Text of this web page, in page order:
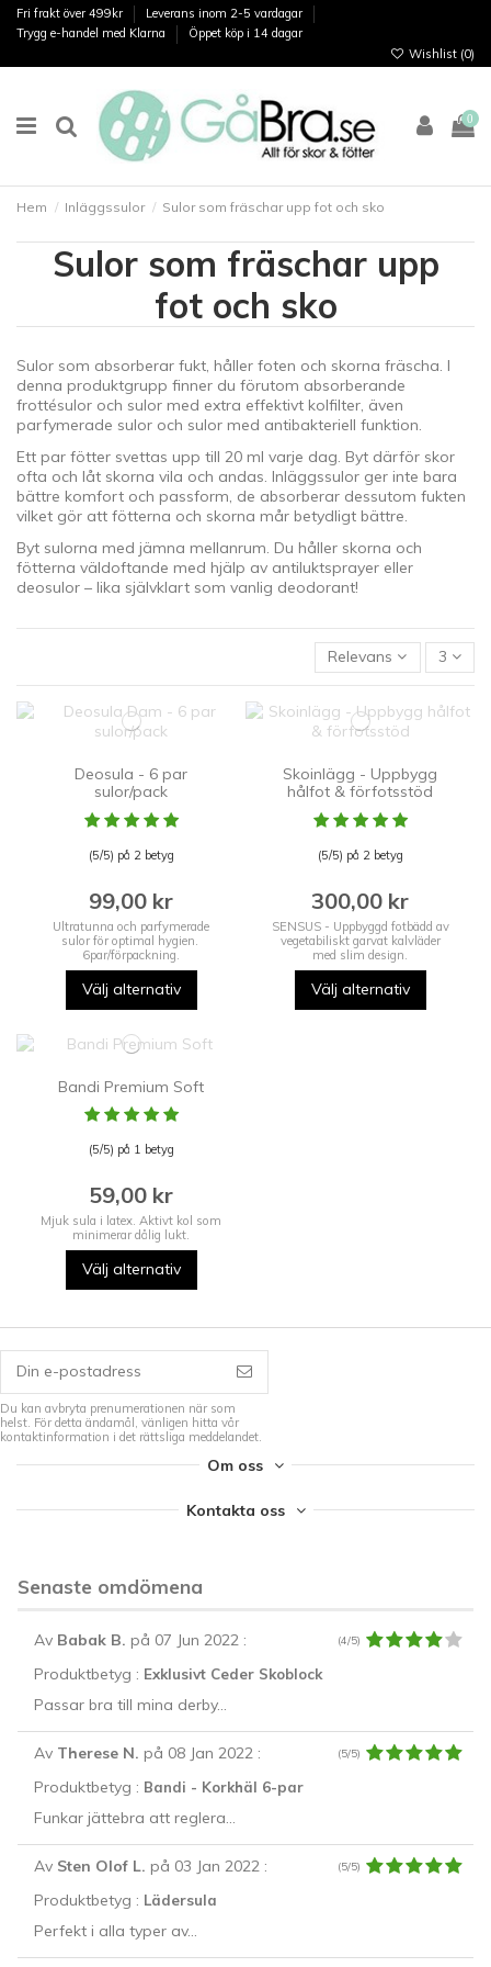
Fri frakt över 499kr
Leverans inom 2-5 vardagar
Trygg e-handel med Klarna
Öppet köp i 14 dagar
Wishlist (0)
0
Hem Inläggssulor Sulor som fräschar upp fot och sko
Sulor som fräschar upp
fot och sko
Sulor som absorberar fukt, håller foten och skorna fräscha. I
denna produktgrupp finner du förutom absorberande
frottésulor och sulor med extra effektivt kolfilter, även
parfymerade sulor och sulor med antibakteriell funktion.
Ett par fötter svettas upp till 20 ml varje dag. Byt därför skor
ofta och låt skorna vila och andas. Inläggssulor ger inte bara
bättre komfort och passform, de absorberar dessutom fukten
vilket gör att fötterna och skorna mår betydligt bättre.
Byt sulorna med jämna mellanrum. Du håller skorna och
fötterna väldoftande med hjälp av antiluktsprayer eller
deosulor – lika självklart som vanlig deodorant!
Relevans 3
Deosula - 6 par
sulor/pack
(5/5) på 2 betyg
99,00 kr
Ultratunna och parfymerade
sulor för optimal hygien.
6par/förpackning.
Välj alternativ
Skoinlägg - Uppbygg
hålfot & förfotsstöd
(5/5) på 2 betyg
300,00 kr
SENSUS - Uppbyggd fotbädd av
vegetabiliskt garvat kalvläder
med slim design.
Välj alternativ
Bandi Premium Soft
(5/5) på 1 betyg
59,00 kr
Mjuk sula i latex. Aktivt kol som
minimerar dålig lukt.
Välj alternativ
Du kan avbryta prenumerationen när som
helst. För detta ändamål, vänligen hitta vår
kontaktinformation i det rättsliga meddelandet.
Om oss
Kontakta oss
Senaste omdömena
Av Babak B. på 07 Jun 2022: (4/5)
Produktbetyg : Exklusivt Ceder Skoblock
Passar bra till mina derby...
Av Therese N. på 08 Jan 2022: (5/5)
Produktbetyg : Bandi - Korkhäl 6-par
Funkar jättebra att reglera...
Av Sten Olof L. på 03 Jan 2022: (5/5)
Produktbetyg : Lädersula
Perfekt i alla typer av...